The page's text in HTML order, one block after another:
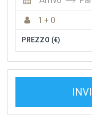
1 + 0
PREZZO (€)